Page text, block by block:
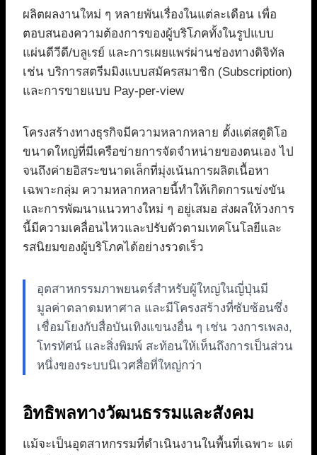
ผลิตผลงานใหม่ ๆ หลายพันเรื่องในแต่ละเดือน เพื่อ
ตอบสนองความต้องการของผู้บริโภคทั้งในรูปแบบ
แผ่นดีวีดี/บลูเรย์ และการเผยแพร่ผ่านช่องทางดิจิทัล
เช่น บริการสตรีมมิงแบบสมัครสมาชิก (Subscription)
และการขายแบบ Pay-per-view
โครงสร้างทางธุรกิจมีความหลากหลาย ตั้งแต่สตูดิโอ
ขนาดใหญ่ที่มีเครือข่ายการจัดจำหน่ายของตนเอง ไป
จนถึงค่ายอิสระขนาดเล็กที่มุ่งเน้นการผลิตเนื้อหา
เฉพาะกลุ่ม ความหลากหลายนี้ทำให้เกิดการแข่งขัน
และการพัฒนาแนวทางใหม่ ๆ อยู่เสมอ ส่งผลให้วงการ
นี้มีความเคลื่อนไหวและปรับตัวตามเทคโนโลยีและ
รสนิยมของผู้บริโภคได้อย่างรวดเร็ว
อุตสาหกรรมภาพยนตร์สำหรับผู้ใหญ่ในญี่ปุ่นมี
มูลค่าตลาดมหาศาล และมีโครงสร้างที่ซับซ้อนซึ่ง
เชื่อมโยงกับสื่อบันเทิงแขนงอื่น ๆ เช่น วงการเพลง,
โทรทัศน์ และสิ่งพิมพ์ สะท้อนให้เห็นถึงการเป็นส่วน
หนึ่งของระบบนิเวศสื่อที่ใหญ่กว่า
อิทธิพลทางวัฒนธรรมและสังคม
แม้จะเป็นอุตสาหกรรมที่ดำเนินงานในพื้นที่เฉพาะ แต่